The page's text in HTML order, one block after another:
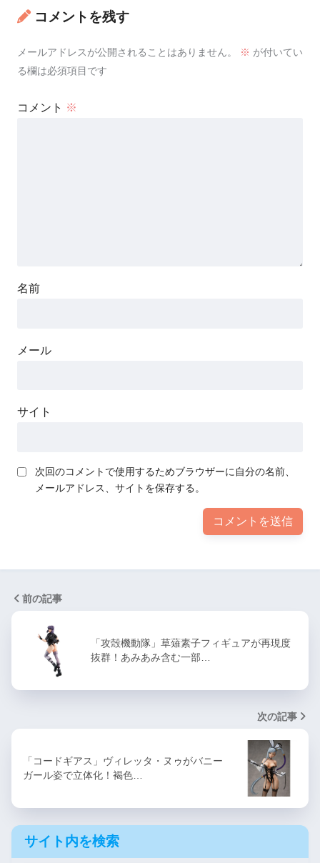
コメントを残す
メールアドレスが公開されることはありません。 ※ が付いてい
る欄は必須項目です
コメント ※
名前
メール
サイト
次回のコメントで使用するためブラウザーに自分の名前、
メールアドレス、サイトを保存する。
前の記事
「攻殻機動隊」草薙素子フィギュアが再現度
抜群！あみあみ含む一部…
次の記事
「コードギアス」ヴィレッタ・ヌゥがバニー
ガール姿で立体化！褐色…
サイト内を検索